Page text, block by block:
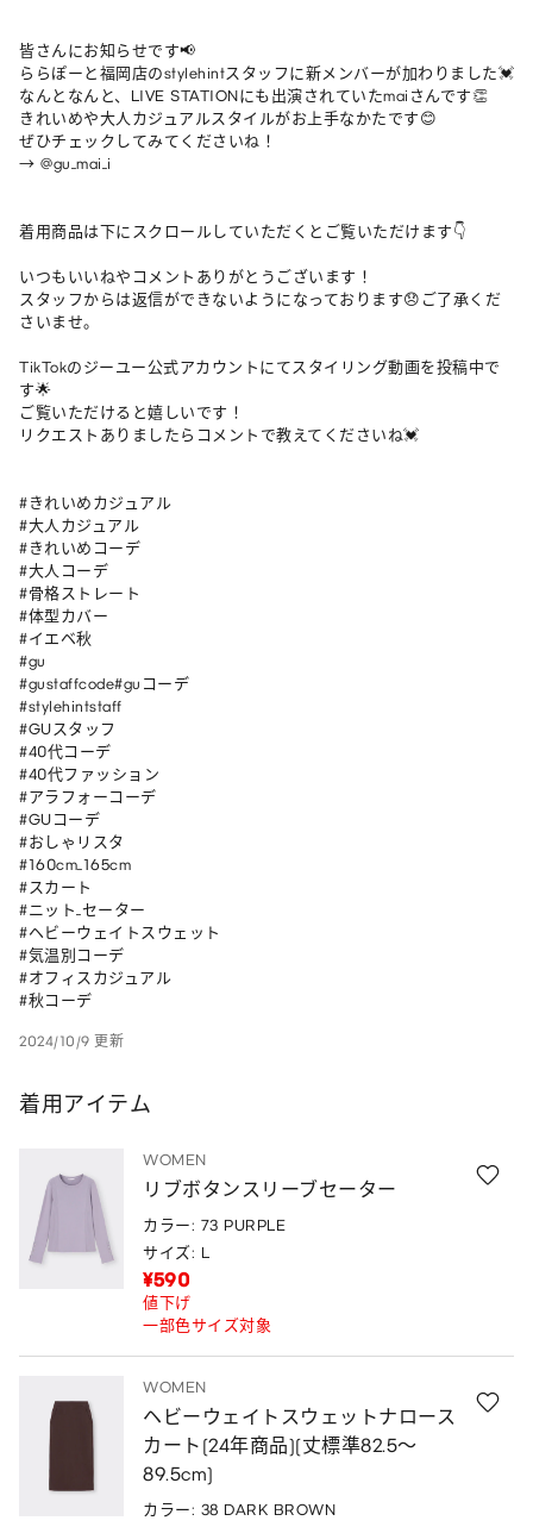
皆さんにお知らせです📢
ららぽーと福岡店のstylehintスタッフに新メンバーが加わりました💓
なんとなんと、LIVE STATIONにも出演されていたmaiさんです👏
きれいめや大人カジュアルスタイルがお上手なかたです😊
ぜひチェックしてみてくださいね！
→ @gu_mai_i
着用商品は下にスクロールしていただくとご覧いただけます👇
いつもいいねやコメントありがとうございます！
スタッフからは返信ができないようになっております😞ご了承くだ
さいませ。
TikTokのジーユー公式アカウントにてスタイリング動画を投稿中で
す🌟
ご覧いただけると嬉しいです！
リクエストありましたらコメントで教えてくださいね💓
#きれいめカジュアル
#大人カジュアル
#きれいめコーデ
#大人コーデ
#骨格ストレート
#体型カバー
#イエベ秋
#gu
#gustaffcode#guコーデ
#stylehintstaff
#GUスタッフ
#40代コーデ
#40代ファッション
#アラフォーコーデ
#GUコーデ
#おしゃリスタ
#160cm_165cm
#スカート
#ニット_セーター
#ヘビーウェイトスウェット
#気温別コーデ
#オフィスカジュアル
#秋コーデ
2024/10/9 更新
着用アイテム
WOMEN
リブボタンスリーブセーター
カラー: 73 PURPLE
サイズ: L
¥590
値下げ
一部色サイズ対象
WOMEN
ヘビーウェイトスウェットナロース
カート(24年商品)(丈標準82.5～
89.5cm)
カラー: 38 DARK BROWN